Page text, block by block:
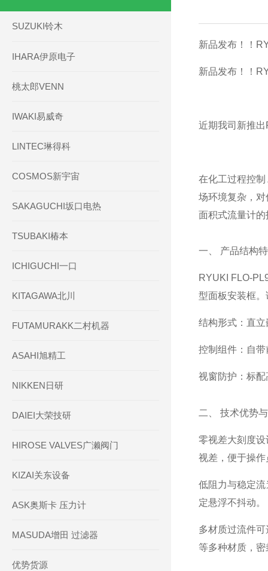
SUZUKI铃木
IHARA伊原电子
桃太郎VENN
IWAKI易威奇
LINTEC琳得科
COSMOS新宇宙
SAKAGUCHI坂口电热
TSUBAKI椿本
ICHIGUCHI一口
KITAGAWA北川
FUTAMURAKK二村机器
ASAHI旭精工
NIKKEN日研
DAIEI大荣技研
HIROSE VALVES广濑阀门
KIZAI关东设备
ASK奥斯卡 压力计
MASUDA增田 过滤器
优势货源
新品发布！！
新品发布！！
近期我司新推
在化工过程控
场环境复杂，
面积式流量计
一、 产品结构
RYUKI FLO-
型面板安装框
结构形式：直立
控制组件：自带
视窗防护 ：标
二、 技术优势
零视差大刻度设
视差，便于操
低阻力与稳定流
定悬浮不抖动。
多材质过流件可
等多种材质，